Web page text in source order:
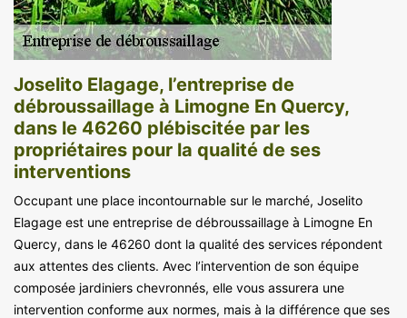
Joselito Elagage, l’entreprise de
débroussaillage à Limogne En Quercy,
dans le 46260 plébiscitée par les
propriétaires pour la qualité de ses
interventions
Occupant une place incontournable sur le marché, Joselito
Elagage est une entreprise de débroussaillage à Limogne En
Quercy, dans le 46260 dont la qualité des services répondent
aux attentes des clients. Avec l’intervention de son équipe
composée jardiniers chevronnés, elle vous assurera une
intervention conforme aux normes, mais à la différence que ses